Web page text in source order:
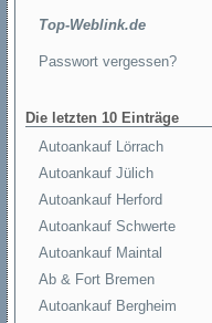
Top-Weblink.de
Passwort vergessen?
Die letzten 10 Einträge
Autoankauf Lörrach
Autoankauf Jülich
Autoankauf Herford
Autoankauf Schwerte
Autoankauf Maintal
Ab & Fort Bremen
Autoankauf Bergheim